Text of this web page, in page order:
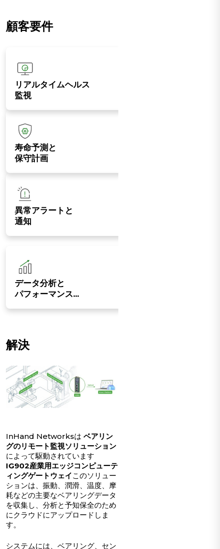
顧客要件
リアルタイムヘルス
監視
寿命予測と
保守計画
異常アラートと
通知
データ分析と
パフォーマンス...
解決
InHand Networksは ベアリン
グのリモート監視ソリューション
によって駆動されています
IG902産業用エッジコンピューテ
ィングゲートウェイ このソリュー
ションは、振動、潤滑、温度、摩
耗などの主要なベアリングデータ
を収集し、分析と予知保全のため
にクラウドにアップロードしま
す。
システムには、ベアリング、セン